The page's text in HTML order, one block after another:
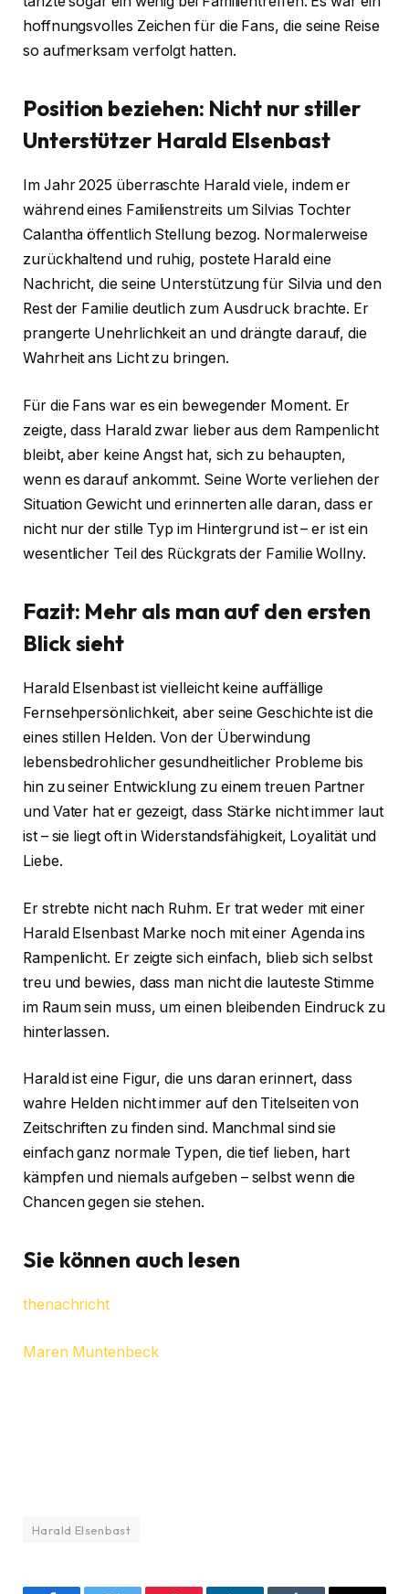
hoffnungsvolles Zeichen für die Fans, die seine Reise
so aufmerksam verfolgt hatten.
Position beziehen: Nicht nur stiller
Unterstützer Harald Elsenbast
Im Jahr 2025 überraschte Harald viele, indem er
während eines Familienstreits um Silvias Tochter
Calantha öffentlich Stellung bezog. Normalerweise
zurückhaltend und ruhig, postete Harald eine
Nachricht, die seine Unterstützung für Silvia und den
Rest der Familie deutlich zum Ausdruck brachte. Er
prangerte Unehrlichkeit an und drängte darauf, die
Wahrheit ans Licht zu bringen.
Für die Fans war es ein bewegender Moment. Er
zeigte, dass Harald zwar lieber aus dem Rampenlicht
bleibt, aber keine Angst hat, sich zu behaupten,
wenn es darauf ankommt. Seine Worte verliehen der
Situation Gewicht und erinnerten alle daran, dass er
nicht nur der stille Typ im Hintergrund ist – er ist ein
wesentlicher Teil des Rückgrats der Familie Wollny.
Fazit: Mehr als man auf den ersten
Blick sieht
Harald Elsenbast ist vielleicht keine auffällige
Fernsehpersönlichkeit, aber seine Geschichte ist die
eines stillen Helden. Von der Überwindung
lebensbedrohlicher gesundheitlicher Probleme bis
hin zu seiner Entwicklung zu einem treuen Partner
und Vater hat er gezeigt, dass Stärke nicht immer laut
ist – sie liegt oft in Widerstandsfähigkeit, Loyalität und
Liebe.
Er strebte nicht nach Ruhm. Er trat weder mit einer
Harald Elsenbast Marke noch mit einer Agenda ins
Rampenlicht. Er zeigte sich einfach, blieb sich selbst
treu und bewies, dass man nicht die lauteste Stimme
im Raum sein muss, um einen bleibenden Eindruck zu
hinterlassen.
Harald ist eine Figur, die uns daran erinnert, dass
wahre Helden nicht immer auf den Titelseiten von
Zeitschriften zu finden sind. Manchmal sind sie
einfach ganz normale Typen, die tief lieben, hart
kämpfen und niemals aufgeben – selbst wenn die
Chancen gegen sie stehen.
Sie können auch lesen
thenachricht
Maren Muntenbeck
Harald Elsenbast